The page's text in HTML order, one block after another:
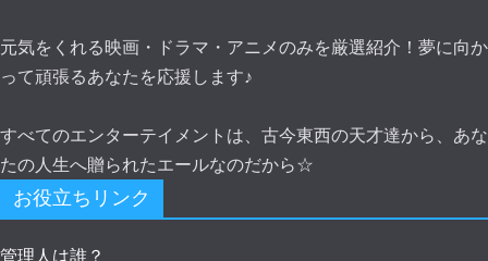
元気をくれる映画・ドラマ・アニメのみを厳選紹介！夢に向か
って頑張るあなたを応援します♪
すべてのエンターテイメントは、古今東西の天才達から、あな
たの人生へ贈られたエールなのだから☆
お役立ちリンク
管理人は誰？